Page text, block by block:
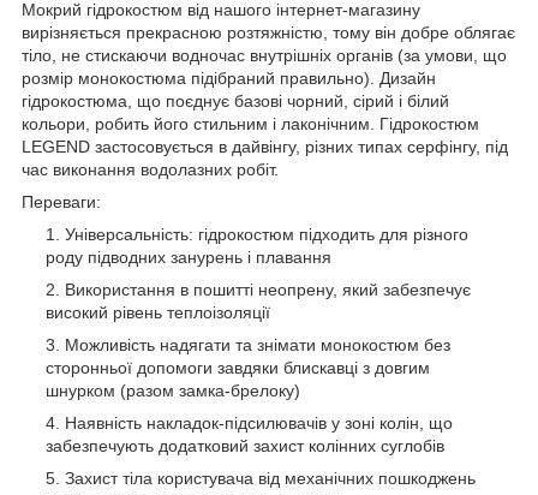
Мокрий гідрокостюм від нашого інтернет-магазину
вирізняється прекрасною розтяжністю, тому він добре облягає
тіло, не стискаючи водночас внутрішніх органів (за умови, що
розмір монокостюма підібраний правильно). Дизайн
гідрокостюма, що поєднує базові чорний, сірий і білий
кольори, робить його стильним і лаконічним. Гідрокостюм
LEGEND застосовується в дайвінгу, різних типах серфінгу, під
час виконання водолазних робіт.
Переваги:
Універсальність: гідрокостюм підходить для різного
роду підводних занурень і плавання
Використання в пошитті неопрену, який забезпечує
високий рівень теплоізоляції
Можливість надягати та знімати монокостюм без
сторонньої допомоги завдяки блискавці з довгим
шнурком (разом замка-брелоку)
Наявність накладок-підсилювачів у зоні колін, що
забезпечують додатковий захист колінних суглобів
Захист тіла користувача від механічних пошкоджень